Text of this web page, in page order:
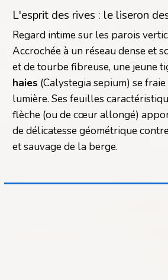
L'esprit des rives : le liseron
Regard intime sur les parois
Accrochée à un réseau dense et
et de tourbe fibreuse, une jeune
haies (Calystegia sepium) se
lumière. Ses feuilles
flèche (ou de cœur allongé)
de délicatesse géométrique
et sauvage de la berge.